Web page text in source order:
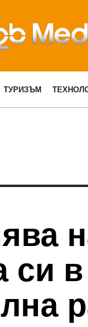
ТУРИЗЪМ
си